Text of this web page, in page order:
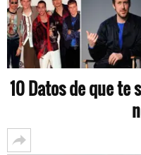
10 Datos de que te